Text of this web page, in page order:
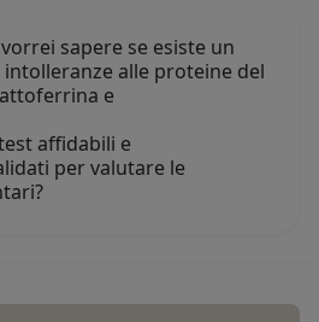
sapere se esiste un
alle proteine del
e
affidabili e
per valutare le